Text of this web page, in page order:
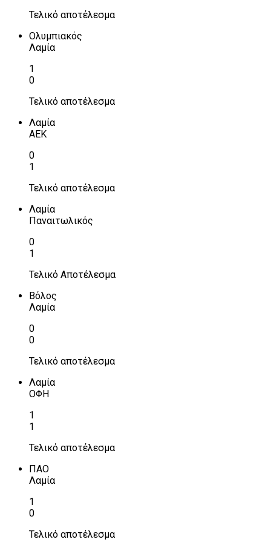
Τελικό αποτέλεσμα
Ολυμπιακός
Λαμία
1
0
Τελικό αποτέλεσμα
Λαμία
ΑΕΚ
0
1
Τελικό αποτέλεσμα
Λαμία
Παναιτωλικός
0
1
Τελικό Αποτέλεσμα
Βόλος
Λαμία
0
0
Τελικό αποτέλεσμα
Λαμία
ΟΦΗ
1
1
Τελικό αποτέλεσμα
ΠΑΟ
Λαμία
1
0
Τελικό αποτέλεσμα